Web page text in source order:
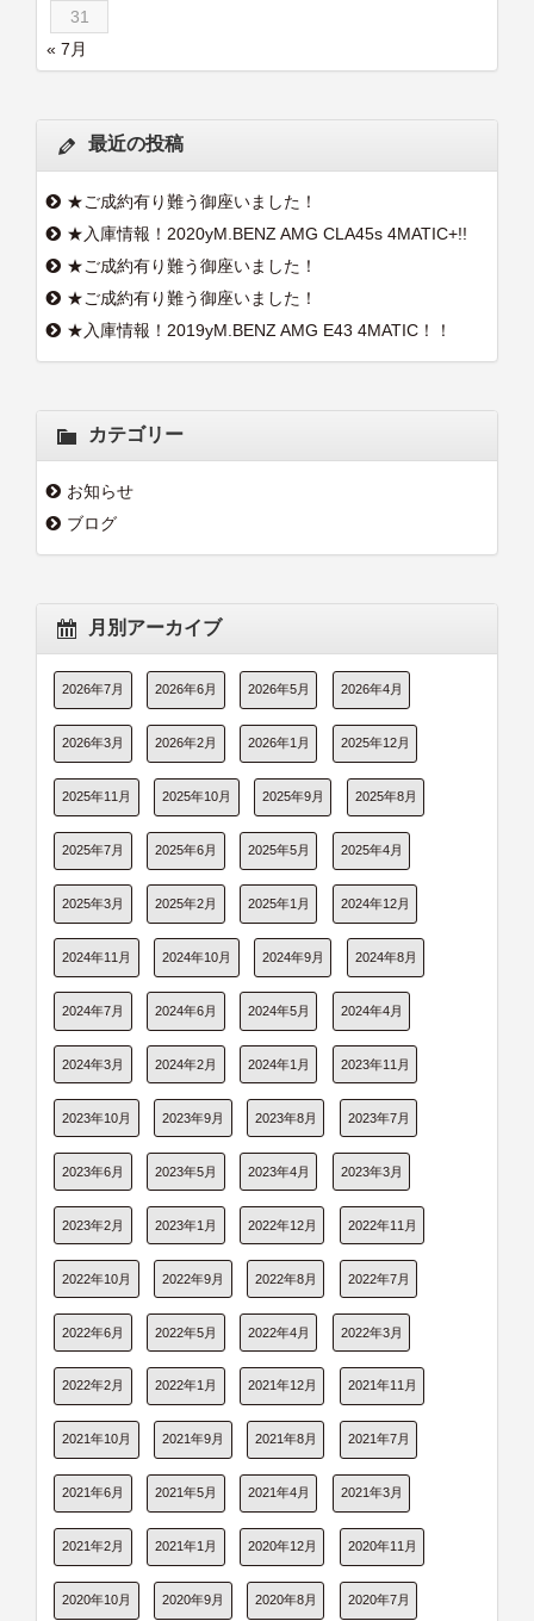
31
« 7月
最近の投稿
★ご成約有り難う御座いました！
★入庫情報！2020yM.BENZ AMG CLA45s 4MATIC+!!
★ご成約有り難う御座いました！
★ご成約有り難う御座いました！
★入庫情報！2019yM.BENZ AMG E43 4MATIC！！
カテゴリー
お知らせ
ブログ
月別アーカイブ
2026年7月 2026年6月 2026年5月 2026年4月
2026年3月 2026年2月 2026年1月 2025年12月
2025年11月 2025年10月 2025年9月 2025年8月
2025年7月 2025年6月 2025年5月 2025年4月
2025年3月 2025年2月 2025年1月 2024年12月
2024年11月 2024年10月 2024年9月 2024年8月
2024年7月 2024年6月 2024年5月 2024年4月
2024年3月 2024年2月 2024年1月 2023年11月
2023年10月 2023年9月 2023年8月 2023年7月
2023年6月 2023年5月 2023年4月 2023年3月
2023年2月 2023年1月 2022年12月 2022年11月
2022年10月 2022年9月 2022年8月 2022年7月
2022年6月 2022年5月 2022年4月 2022年3月
2022年2月 2022年1月 2021年12月 2021年11月
2021年10月 2021年9月 2021年8月 2021年7月
2021年6月 2021年5月 2021年4月 2021年3月
2021年2月 2021年1月 2020年12月 2020年11月
2020年10月 2020年9月 2020年8月 2020年7月